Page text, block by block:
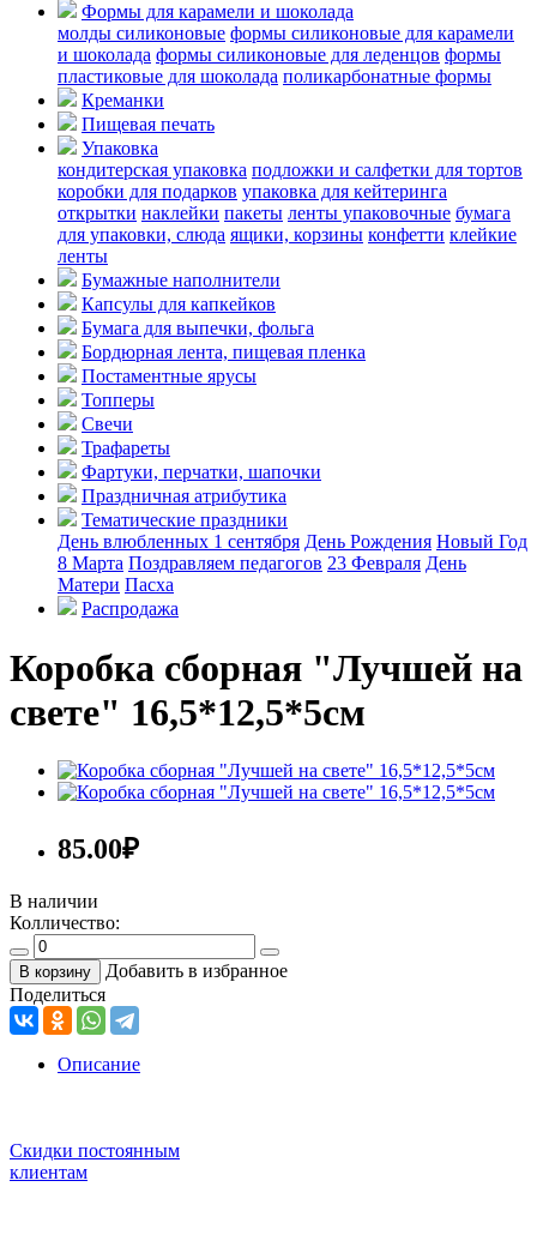
Формы для карамели и шоколада
молды силиконовые формы силиконовые для карамели
и шоколада формы силиконовые для леденцов формы
пластиковые для шоколада поликарбонатные формы
Креманки
Пищевая печать
Упаковка
кондитерская упаковка подложки и салфетки для тортов
коробки для подарков упаковка для кейтеринга
открытки наклейки пакеты ленты упаковочные бумага
для упаковки, слюда ящики, корзины конфетти клейкие
ленты
Бумажные наполнители
Капсулы для капкейков
Бумага для выпечки, фольга
Бордюрная лента, пищевая пленка
Постаментные ярусы
Топперы
Свечи
Трафареты
Фартуки, перчатки, шапочки
Праздничная атрибутика
Тематические праздники
День влюбленных 1 сентября День Рождения Новый Год
8 Марта Поздравляем педагогов 23 Февраля День
Матери Пасха
Распродажа
Коробка сборная "Лучшей на
свете" 16,5*12,5*5см
85.00₽
В наличии
Колличество:
В корзину
Добавить в избранное
Поделиться
Описание
Скидки постоянным
клиентам